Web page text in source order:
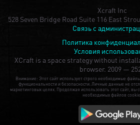
Xcraft Inc
528 Seven Bridge Road Suite 116 East
Связь с
Политика
Условия
XCraft is a space strategy without
browser. 2009 —
Внимание: Этот сайт использует строго необходимые
функциональности и безопасности. Личные данные не
маркетинговых целях. Продолжая использовать этот сайт, вы
необходимых файлов cookie.